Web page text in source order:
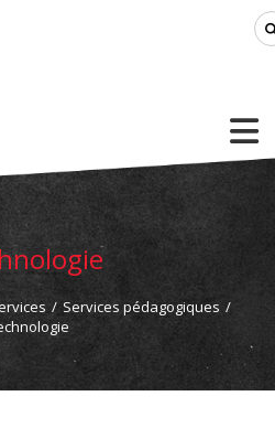
/ Services pédagogiques /